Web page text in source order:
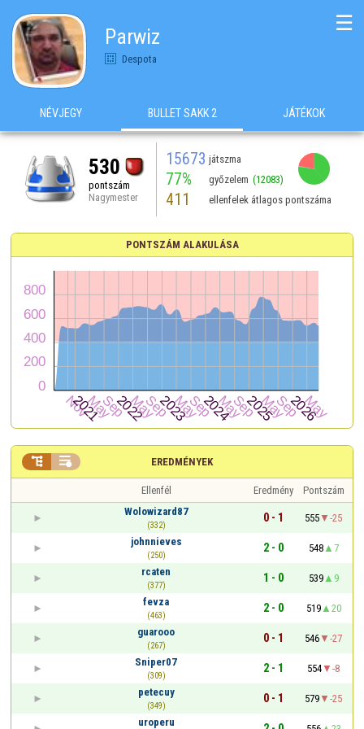
Parwiz
Despota
☰
NÉVJEGY BULLET SAKK 2 JÁTÉKOK
530
pontszám
Nagymester
15673 játszma
77% győzelem (12083)
411 ellenfelek átlagos pontszáma
PONTSZÁM ALAKULÁSA
EREDMÉNYEK
 
Ellenfél Eredmény
Pontszám
Wolowizard87
(332)
0 - 1 555
-25
johnnieves
(250)
2 - 0 548
7
rcaten
(377)
1 - 0 539
9
fevza
(463)
2 - 0 519
20
guarooo
(267)
0 - 1 546
-27
Sniper07
(309)
2 - 1 554
-8
petecuy
(349)
0 - 1 579
-25
uroperu